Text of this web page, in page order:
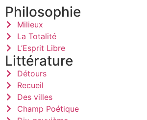
Philosophie
Milieux
La Totalité
L’Esprit Libre
Littérature
Détours
Recueil
Des villes
Champ Poétique